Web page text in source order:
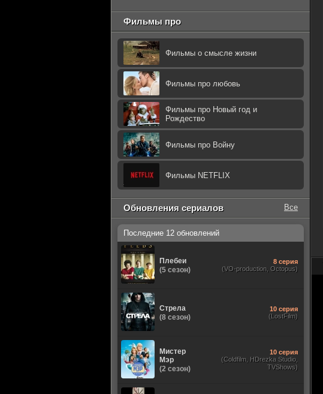
Фильмы про
Фильмы о смысле жизни
Фильмы про любовь
Фильмы про Новый год и
Рождество
Фильмы про Войну
Фильмы NETFLIX
Обновления сериалов Все
Последние 12 обновлений
Плебеи
(5 сезон)
8 серия
(VO-production, Octopus)
Стрела
(8 сезон)
10 серия
(LostFilm)
Мистер
Мэр
(2 сезон)
10 серия
(Coldfilm, HDrezka Studio,
TVShows)